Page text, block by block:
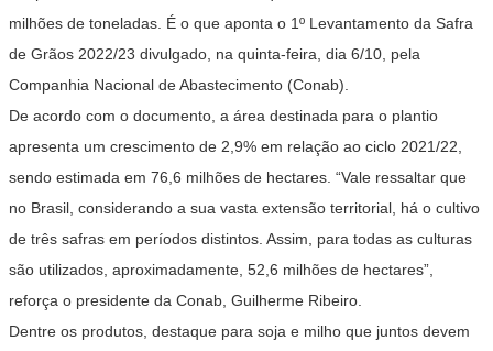
milhões de toneladas. É o que aponta o 1º Levantamento da Safra
de Grãos 2022/23 divulgado, na quinta-feira, dia 6/10, pela
Companhia Nacional de Abastecimento (Conab).
De acordo com o documento, a área destinada para o plantio
apresenta um crescimento de 2,9% em relação ao ciclo 2021/22,
sendo estimada em 76,6 milhões de hectares. “Vale ressaltar que
no Brasil, considerando a sua vasta extensão territorial, há o cultivo
de três safras em períodos distintos. Assim, para todas as culturas
são utilizados, aproximadamente, 52,6 milhões de hectares”,
reforça o presidente da Conab, Guilherme Ribeiro.
Dentre os produtos, destaque para soja e milho que juntos devem